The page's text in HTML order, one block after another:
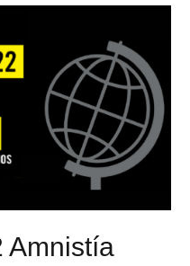
Amnistía